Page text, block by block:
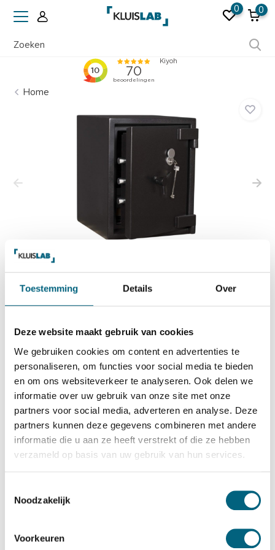
Toestemming Details Over
Deze website maakt gebruik van cookies
We gebruiken cookies om content en advertenties te
personaliseren, om functies voor social media te bieden
en om ons websiteverkeer te analyseren. Ook delen we
informatie over uw gebruik van onze site met onze
partners voor social media, adverteren en analyse. Deze
partners kunnen deze gegevens combineren met andere
informatie die u aan ze heeft verstrekt of die ze hebben
verzameld op basis van uw gebruik van hun services.
Noodzakelijk
Voorkeuren
0 0
Home
De Raat Brandkasten
De Raat DRS Euro Defender III/0
2.361,-
Op voorraad
Bekijk de reviews
Conventionele officieel ECB-S gecertificeerde brand en
inbraakwerende kluis in de klasse 3 / grade III / CEN 3
conform EN 1143-1 en brandwerend gecertificeerd in de
klasse 60 paper conform NT Fire 017 (60 minuten
Betrouwbaar & veilig betalen